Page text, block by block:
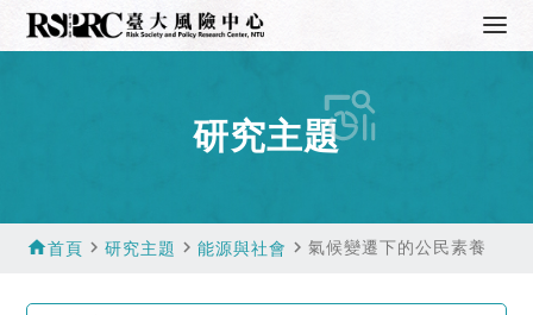
研究主題
home首頁 navigate_next研究主題 navigate_next能源與社會 navigate_next氣候變遷下的公民素養